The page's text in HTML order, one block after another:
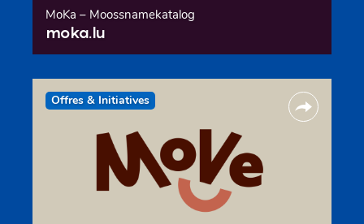
MoKa – Moossnamekatalog
moka.lu
Offres & Initiatives